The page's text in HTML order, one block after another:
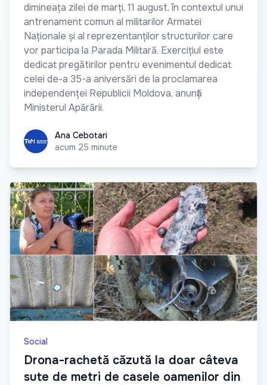
dimineața zilei de marți, 11 august, în contextul unui
antrenament comun al militarilor Armatei
Naționale și al reprezentanților structurilor care
vor participa la Parada Militară. Exercițiul este
dedicat pregătirilor pentru evenimentul dedicat
celei de-a 35-a aniversări de la proclamarea
independenței Republicii Moldova, anunță
Ministerul Apărării.
Ana CebotariAna Cebotari
acum 25 minute
Social
Drona-rachetă căzută la doar câteva
sute de metri de casele oamenilor din